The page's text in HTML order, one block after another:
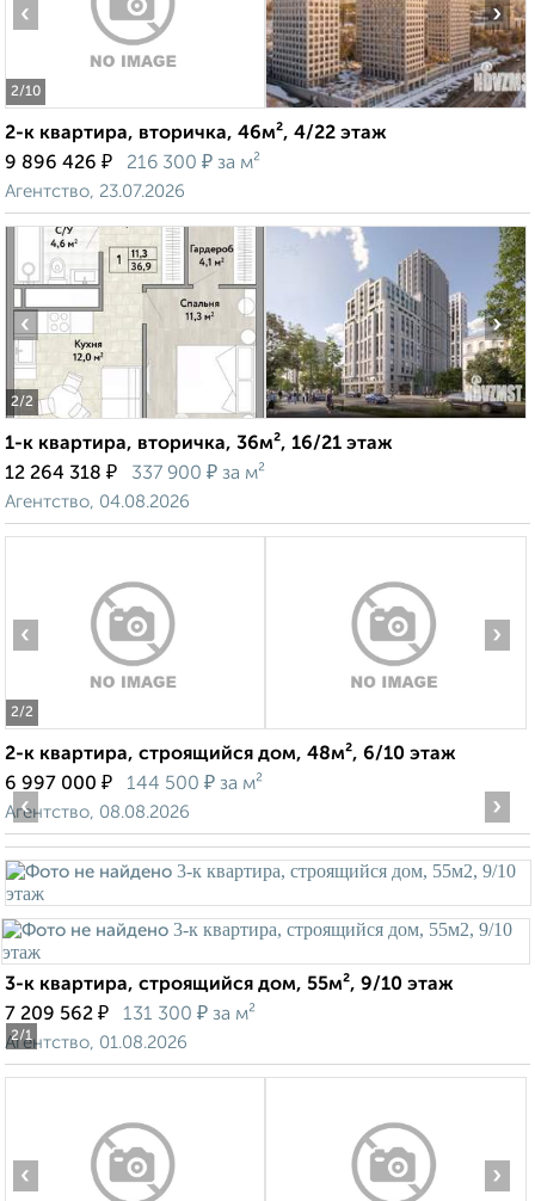
2/10
‹ ›
2-к квартира, вторичка, 46м², 4/22 этаж
9 896 426 ₽ 216 300 ₽ за м²
Агентство, 23.07.2026
2/2
‹ ›
1-к квартира, вторичка, 36м², 16/21 этаж
12 264 318 ₽ 337 900 ₽ за м²
Агентство, 04.08.2026
2/2
‹ ›
2-к квартира, строящийся дом, 48м², 6/10 этаж
6 997 000 ₽ 144 500 ₽ за м²
Агентство, 08.08.2026
2/1
‹ ›
3-к квартира, строящийся дом, 55м², 9/10 этаж
7 209 562 ₽ 131 300 ₽ за м²
Агентство, 01.08.2026
‹ ›